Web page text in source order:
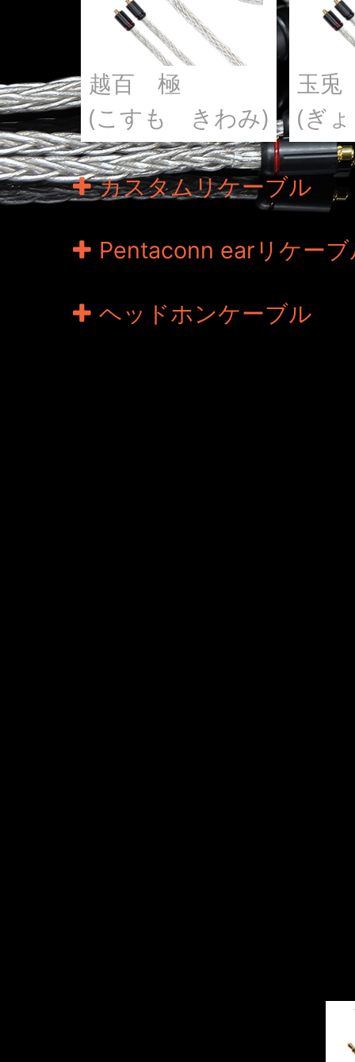
越百 極
(こすも きわみ)
玉
(ぎ
カスタムリケーブル
Pentaconn earリケー
ヘッドホンケーブル